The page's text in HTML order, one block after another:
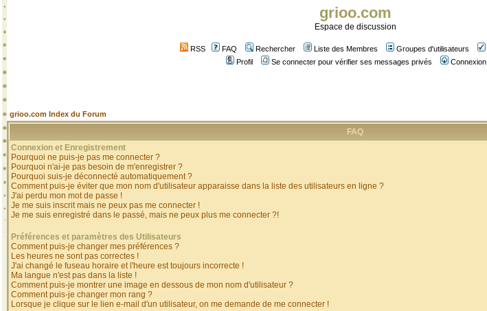
grioo.com
Espace de discussion
RSS FAQ Rechercher Liste des Membres Groupes d'utilisateurs
Profil
Se connecter pour vérifier ses messages privés Connexion
grioo.com Index du Forum
FAQ
Connexion et Enregistrement
Pourquoi ne puis-je pas me connecter ?
Pourquoi n'ai-je pas besoin de m'enregistrer ?
Pourquoi suis-je déconnecté automatiquement ?
Comment puis-je éviter que mon nom d'utilisateur apparaisse dans la liste des utilisateurs en ligne ?
J'ai perdu mon mot de passe !
Je me suis inscrit mais ne peux pas me connecter !
Je me suis enregistré dans le passé, mais ne peux plus me connecter ?!
Préférences et paramètres des Utilisateurs
Comment puis-je changer mes préférences ?
Les heures ne sont pas correctes !
J'ai changé le fuseau horaire et l'heure est toujours incorrecte !
Ma langue n'est pas dans la liste !
Comment puis-je montrer une image en dessous de mon nom d'utilisateur ?
Comment puis-je changer mon rang ?
Lorsque je clique sur le lien e-mail d'un utilisateur, on me demande de me connecter !